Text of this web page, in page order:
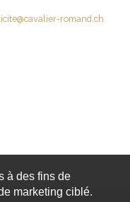
romand.ch
à des fins de
marketing ciblé.